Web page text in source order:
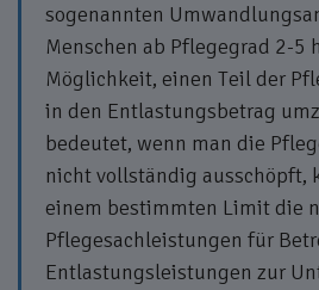
sogenannten
Menschen ab Pflegegrad 2-5
Möglichkeit, einen Teil der
in den Entlastungsbetrag
bedeutet, wenn man die
nicht vollständig ausschöpft,
einem bestimmten Limit die
Pflegesachleistungen für
Entlastungsleistungen zur